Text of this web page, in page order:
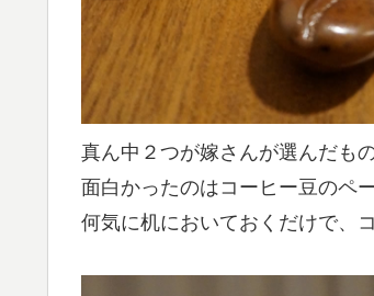
真ん中２つが嫁さんが選んだも
面白かったのはコーヒー豆のペ
何気に机においておくだけで、